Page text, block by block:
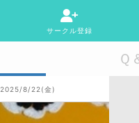
サークル登録
Ｑ
2025/8/22(金)